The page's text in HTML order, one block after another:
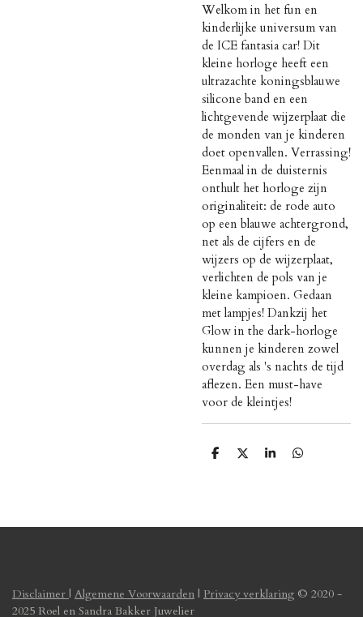
Welkom in het fun en
kinderlijke universum van
de ICE fantasia car! Dit
kleine horloge heeft een
ultrazachte koningsblauwe
silicone band en een
lichtgevende wijzerplaat die
de monden van je kinderen
doet openvallen. Verrassing!
Eenmaal in de duisternis
onthult het horloge zijn
originaliteit: de rode auto
op een blauwe achtergrond,
net als de cijfers en de
wijzers op de wijzerplaat,
verlichten de pols van je
kleine kampioen. Gedaan
met lampjes! Dankzij het
Glow in the dark-horloge
kunnen je kinderen zowel
overdag als 's nachts de tijd
aflezen. Een must-have
voor de kleintjes!
D
D
S
D
Disclaimer | Algemene Voorwaarden | Privacy verklaring © 2020 -
2025 Roel en Sandra Bakker Juwelier